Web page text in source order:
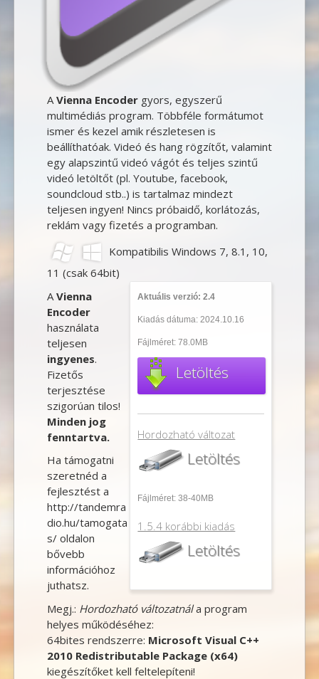
A Vienna Encodergyors, egyszerű
multimédiás program. Többféle formátumot
ismer és kezel amik részletesen is
beállíthatóak. Videó és hang rögzítőt, valamint
egy alapszintű videó vágót és teljes szintű
videó letöltőt (pl. Youtube, facebook,
soundcloud stb..) is tartalmaz mindezt
teljesen ingyen! Nincs próbaidő, korlátozás,
reklám vagy fizetés a programban.
Kompatibilis Windows 7, 8.1, 10,
11 (csak 64bit)
Aktuális verzió: 2.4
Kiadás dátuma: 2024.10.16
Fájlméret: 78.0MB
Letöltés
Hordozható változat
Letöltés
Fájlméret: 38-40MB
1.5.4 korábbi kiadás
Letöltés
A Vienna
Encoder
használata
teljesen
ingyenes.
Fizetős
terjesztése
szigorúan tilos!
Minden jog
fenntartva.
Ha támogatni
szeretnéd a
fejlesztést a
http://tandemra
dio.hu/tamogata
s/oldalon
bővebb
információhoz
juthatsz.
Megj.: Hordozható változatnála program
helyes működéséhez:
64bites rendszerre: Microsoft Visual C++
2010 Redistributable Package (x64)
kiegészítőket kell feltelepíteni!